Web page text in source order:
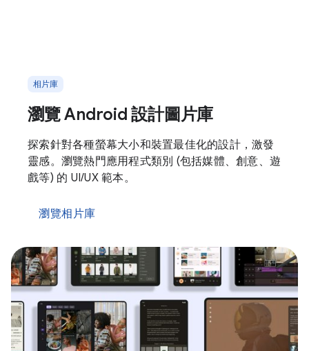
相片庫
瀏覽 Android 設計圖片庫
探索針對各種螢幕大小和裝置最佳化的設計，激發
靈感。瀏覽熱門應用程式類別 (包括媒體、創意、遊
戲等) 的 UI/UX 範本。
瀏覽相片庫